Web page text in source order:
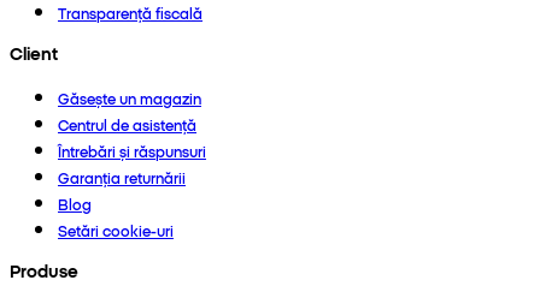
Transparență fiscală
Client
Găsește un magazin
Centrul de asistență
Întrebări și răspunsuri
Garanția returnării
Blog
Setări cookie-uri
Produse